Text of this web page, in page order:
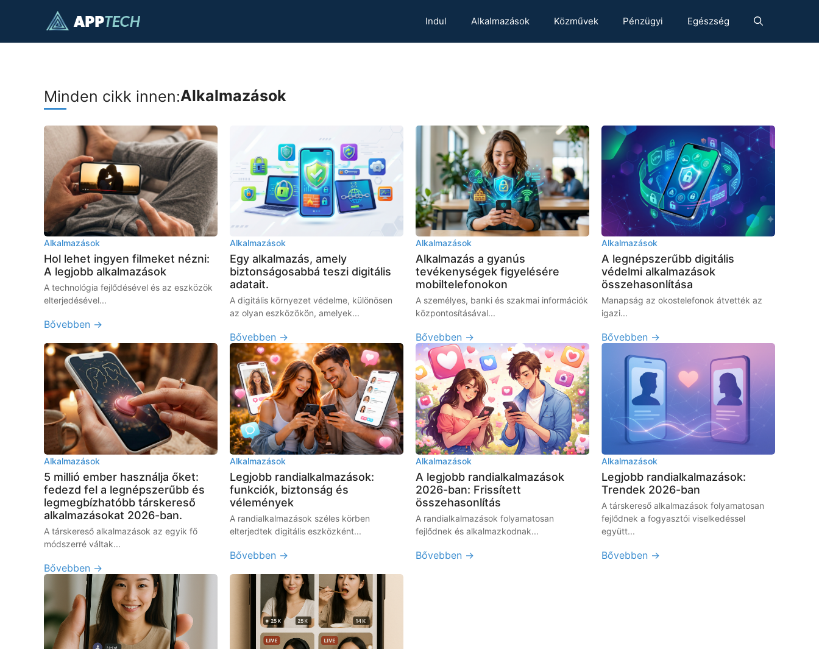
Indul Alkalmazások Közművek Pénzügyi Egészség
Minden cikk innen:Alkalmazások
Alkalmazások
Hol lehet ingyen filmeket nézni:
A legjobb alkalmazások
A technológia fejlődésével és az eszközök
elterjedésével...
Bővebben →
Alkalmazások
Egy alkalmazás, amely
biztonságosabbá teszi digitális
adatait.
A digitális környezet védelme, különösen
az olyan eszközökön, amelyek...
Bővebben →
Alkalmazások
Alkalmazás a gyanús
tevékenységek figyelésére
mobiltelefonokon
A személyes, banki és szakmai információk
központosításával...
Bővebben →
Alkalmazások
A legnépszerűbb digitális
védelmi alkalmazások
összehasonlítása
Manapság az okostelefonok átvették az
igazi...
Bővebben →
Alkalmazások
5 millió ember használja őket:
fedezd fel a legnépszerűbb és
legmegbízhatóbb társkereső
alkalmazásokat 2026-ban.
A társkereső alkalmazások az egyik fő
módszerré váltak...
Bővebben →
Alkalmazások
Legjobb randialkalmazások:
funkciók, biztonság és
vélemények
A randialkalmazások széles körben
elterjedtek digitális eszközként...
Bővebben →
Alkalmazások
A legjobb randialkalmazások
2026-ban: Frissített
összehasonlítás
A randialkalmazások folyamatosan
fejlődnek és alkalmazkodnak...
Bővebben →
Alkalmazások
Legjobb randialkalmazások:
Trendek 2026-ban
A társkereső alkalmazások folyamatosan
fejlődnek a fogyasztói viselkedéssel
együtt...
Bővebben →